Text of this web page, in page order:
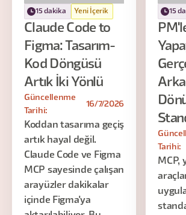
15 dakika Yeni İçerik
Claude Code to
Figma: Tasarım-
Kod Döngüsü
Artık İki Yönlü
Güncellenme
Tarihi:
16/7/2026
Koddan tasarıma geçiş
artık hayal değil.
Claude Code ve Figma
MCP sayesinde çalışan
arayüzler dakikalar
içinde Figma'ya
15
Tarihi:
MCP,